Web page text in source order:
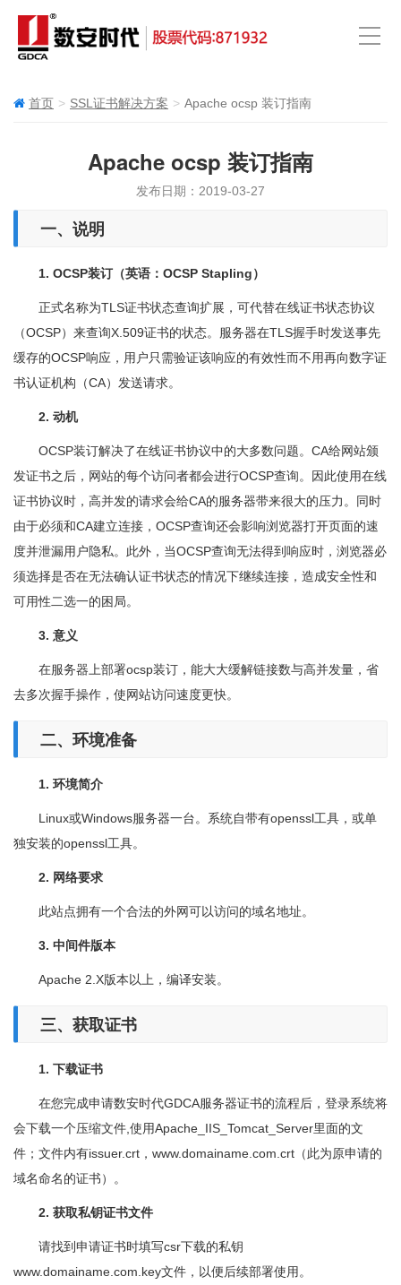
首页 SSL证书解决方案 Apache ocsp 装订指南
Apache ocsp 装订指南
发布日期：2019-03-27
一、说明
1. OCSP装订（英语：OCSP Stapling）
正式名称为TLS证书状态查询扩展，可代替在线证书状态协议
（OCSP）来查询X.509证书的状态。服务器在TLS握手时发送事先
缓存的OCSP响应，用户只需验证该响应的有效性而不用再向数字证
书认证机构（CA）发送请求。
2. 动机
OCSP装订解决了在线证书协议中的大多数问题。CA给网站颁
发证书之后，网站的每个访问者都会进行OCSP查询。因此使用在线
证书协议时，高并发的请求会给CA的服务器带来很大的压力。同时
由于必须和CA建立连接，OCSP查询还会影响浏览器打开页面的速
度并泄漏用户隐私。此外，当OCSP查询无法得到响应时，浏览器必
须选择是否在无法确认证书状态的情况下继续连接，造成安全性和
可用性二选一的困局。
3. 意义
在服务器上部署ocsp装订，能大大缓解链接数与高并发量，省
去多次握手操作，使网站访问速度更快。
二、环境准备
1. 环境简介
Linux或Windows服务器一台。系统自带有openssl工具，或单
独安装的openssl工具。
2. 网络要求
此站点拥有一个合法的外网可以访问的域名地址。
3. 中间件版本
Apache 2.X版本以上，编译安装。
三、获取证书
1. 下载证书
在您完成申请数安时代GDCA服务器证书的流程后，登录系统将
会下载一个压缩文件,使用Apache_IIS_Tomcat_Server里面的文
件；文件内有issuer.crt，www.domainame.com.crt（此为原申请的
域名命名的证书）。
2. 获取私钥证书文件
请找到申请证书时填写csr下载的私钥
www.domainame.com.key文件，以便后续部署使用。